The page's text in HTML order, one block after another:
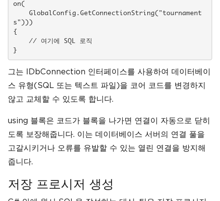
on(
s")))
{
}
그는 IDbConnection 인터페이스를 사용하여 데이터베이
스 유형(SQL 또는 텍스트 파일)을 코어 코드를 변경하지
않고 교체할 수 있도록 합니다.
using 블록은 코드가 블록을 나가면 연결이 자동으로 닫히
도록 보장해줍니다. 이는 데이터베이스 서버의 연결 풀을
고갈시키거나 오류를 유발할 수 있는 열린 연결을 방지해
줍니다.
저장 프로시저 생성